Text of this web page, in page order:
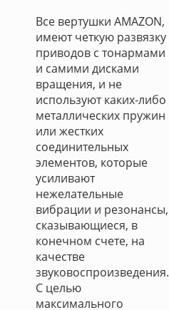
Все вертушки AMAZON,
имеют четкую развязку
приводов с тонармами
и самими дисками
вращения, и не
используют каких-либо
металлических пружин
или жестких
соединительных
элементов, которые
усиливают
нежелательные
вибрации и резонансы,
сказывающиеся, в
конечном счете, на
качестве
звуковоспроизведения.
С целью
максимального